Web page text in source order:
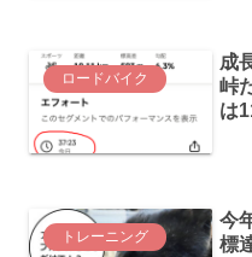
ロードバイク
成
峠
は
トレーニング
今
標